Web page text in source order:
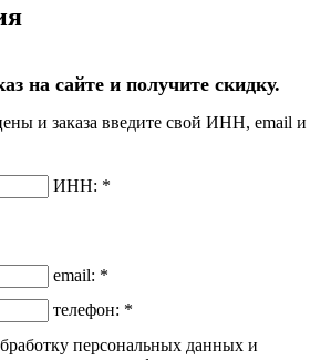
на сайте и получите скидку.
и заказа введите свой ИНН, email и
ИНН: *
email: *
телефон: *
персональных данных и